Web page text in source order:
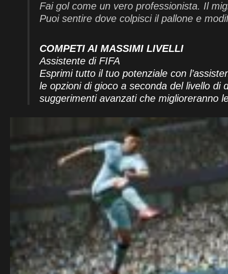
Fai gol come un vero professionista. Il
Puoi sentire dove colpisci il pallone e
COMPETI AI MASSIMI LIVELLI
Assistente di FIFA
Esprimi tutto il tuo potenziale con
le opzioni di gioco a seconda del livello di
suggerimenti avanzati che miglioreranno